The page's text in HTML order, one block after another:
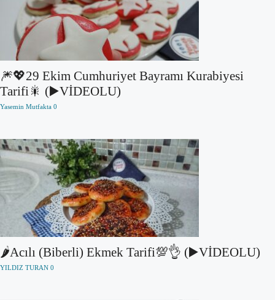
🎆💖29 Ekim Cumhuriyet Bayramı Kurabiyesi
Tarifi🎇 (▶️VİDEOLU)
Yasemin Mutfakta 0
🌶️Acılı (Biberli) Ekmek Tarifi💯👌 (▶️VİDEOLU)
YILDIZ TURAN 0